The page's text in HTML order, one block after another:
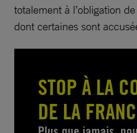
totalement à l’obligation
dont certaines sont
STOP À LA
DE LA